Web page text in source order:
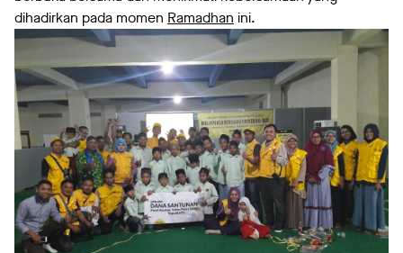
dihadirkan pada momen Ramadhan ini.